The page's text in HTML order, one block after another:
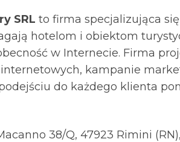
SRL to firma specjalizująca
hotelom i obiektom
w Internecie. Firma
kampanie
do każdego klienta
38/Q, 47923 Rimini